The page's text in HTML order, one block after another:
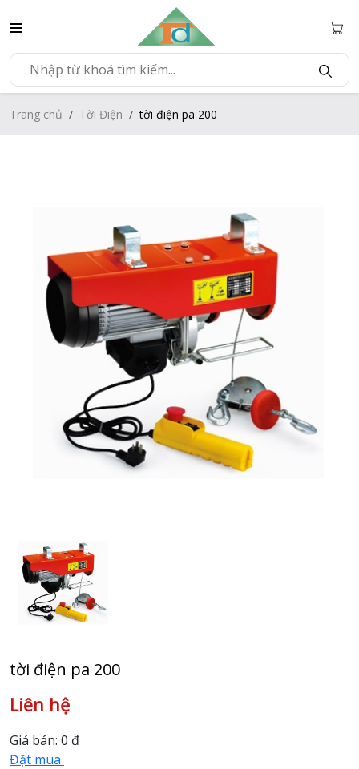
Trang chủ Tời Điện tời điện pa 200
tời điện pa 200
Liên hệ
Giá bán: 0 đ
Đặt mua